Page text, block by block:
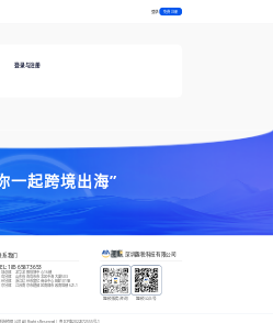
登录 免费注册
登录与注册
一起跨境出海”
系我们
185 6587 3653
深圳总部
龙华龙胜恒博中心16楼
岛分部
山东省青岛市市北区中海大厦503
杭州分部
浙江杭州市富亿商业中心B座1015B
京分部 江苏南京市建邺区南部市政南塔楼621-1
深圳趣税科技有限公司
趣税服务咨询 趣税公众号
科技有限公司 All Rights Reserved | 粤ICP备2022072555号-1